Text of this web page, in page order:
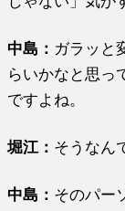
中島： ガラッと
らいかなと思っ
ですよね。
堀江 ： そうなん
中島： そのパー